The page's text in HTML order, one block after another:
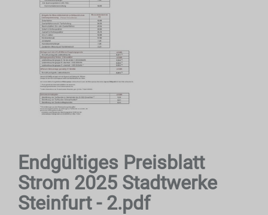
Endgültiges Preisblatt
Strom 2025 Stadtwerke
Steinfurt - 2.pdf